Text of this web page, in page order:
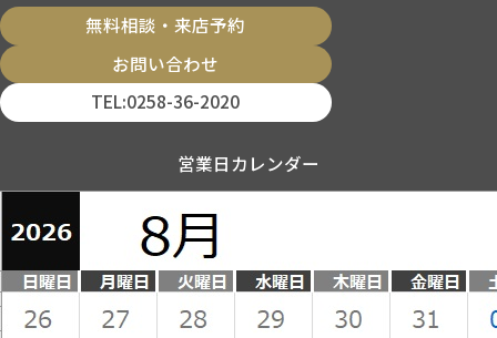
無料相談・来店予約
お問い合わせ
TEL:0258-36-2020
営業日カレンダー